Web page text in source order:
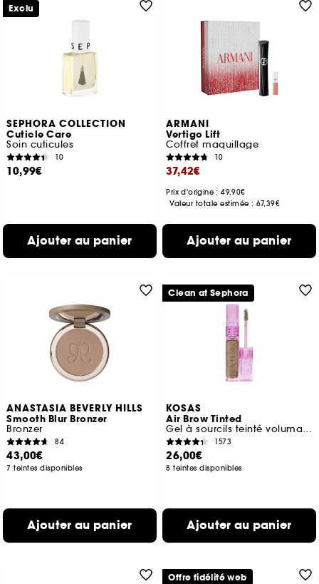
SEPHORA COLLECTION
Cuticle Care
Soin cuticules
10
10,99€
Ajouter au panier
Exclu
ARMANI
Vertigo Lift
Coffret maquillage
10
37,42€
Prix d'origine : 49,90€
Valeur totale estimée :67,39€
Ajouter au panier
ANASTASIA BEVERLY HILLS
Smooth Blur Bronzer
Bronzer
84
43,00€
7 teintes disponibles
Ajouter au panier
KOSAS
Air Brow Tinted
Gel à sourcils teinté volumateur
1573
26,00€
8 teintes disponibles
Ajouter au panier
Clean at Sephora
Offre fidélité web